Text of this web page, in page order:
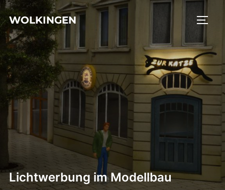
Zu
Inhalten
springen
WOLKINGEN
Lichtwerbung im Modellbau